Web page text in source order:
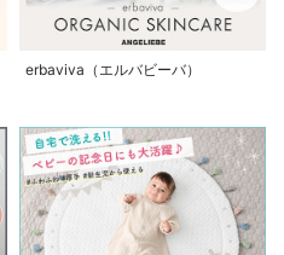
erbaviva（エルバビーバ）